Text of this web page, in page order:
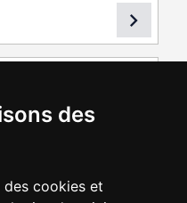
des
des cookies et
chevron_right